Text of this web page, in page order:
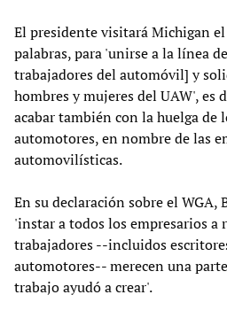
El presidente visitará Michigan el
palabras, para 'unirse a la línea
trabajadores del automóvil] y
hombres y mujeres del UAW', es
acabar también con la huelga de
automotores, en nombre de las
automovilísticas.
En su declaración sobre el WGA,
'instar a todos los empresarios a
trabajadores --incluidos
automotores-- merecen una
trabajo ayudó a crear'.